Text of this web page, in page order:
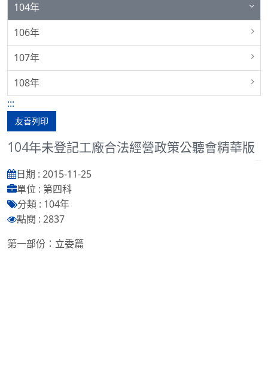
104年
106年
107年
108年
:::
友善列印
104年未登記工廠合法經營政策公聽會精華版
日期 : 2015-11-25
單位 : 第四科
分類 : 104年
點閱 : 2837
第一部份：立委篇